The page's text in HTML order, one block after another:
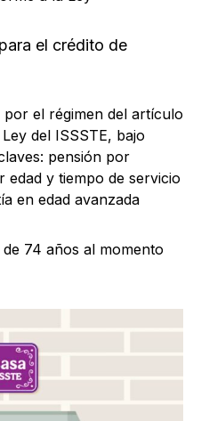
el crédito de
el régimen del artículo
del ISSSTE, bajo
pensión por
edad y tiempo de servicio
en edad avanzada
74 años al momento